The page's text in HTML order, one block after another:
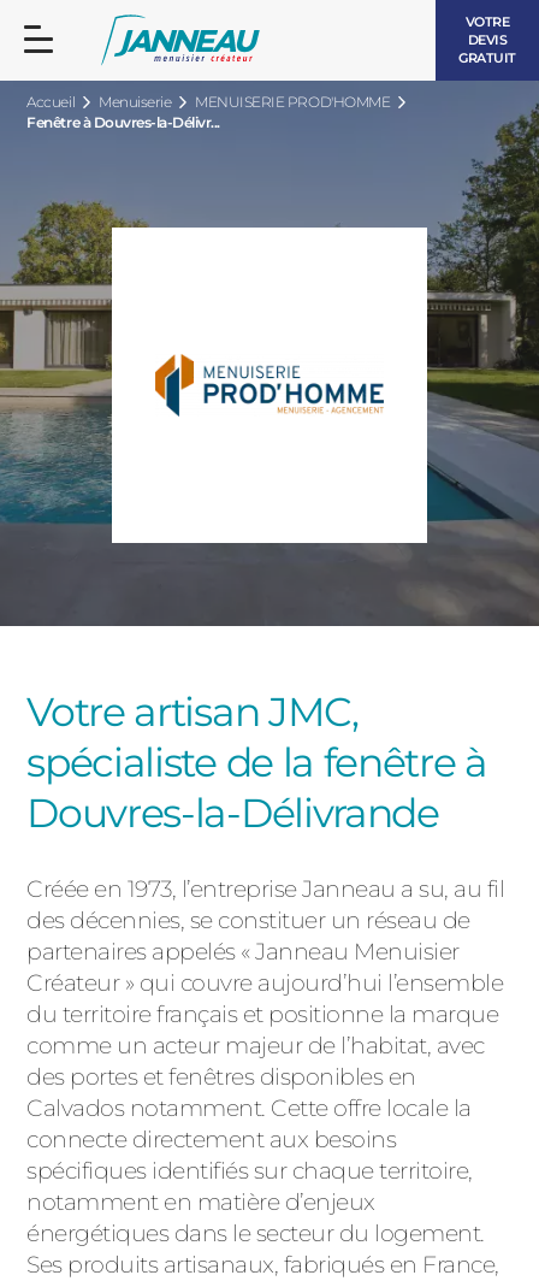
VOTRE
DEVIS
GRATUIT
Accueil Menuiserie
MENUISERIE PROD'HOMME
Fenêtre à Douvres-la-Délivr...
Votre artisan JMC,
spécialiste de la fenêtre à
Douvres-la-Délivrande
Créée en 1973, l’entreprise Janneau a su, au fil
des décennies, se constituer un réseau de
partenaires appelés « Janneau Menuisier
Créateur » qui couvre aujourd’hui l’ensemble
du territoire français et positionne la marque
comme un acteur majeur de l’habitat, avec
des portes et fenêtres disponibles en
Calvados notamment. Cette offre locale la
connecte directement aux besoins
spécifiques identifiés sur chaque territoire,
notamment en matière d’enjeux
énergétiques dans le secteur du logement.
Ses produits artisanaux, fabriqués en France,
FENÊTRES ET PORTES-FENÊTRES
BOIS
ALUMINIUM
ACIER
BAIES VITRÉES
PORTES D’ENTRÉELES INTEMPORELLES
VOLETS ROULANTS
PERGOLAS
CARPORTS